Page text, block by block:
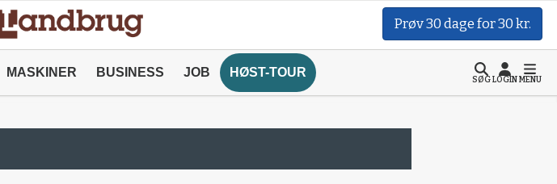
Prøv 30 dage for 30 kr.
MASKINER BUSINESS JOB HØST-TOUR
SØGLOGINMENU